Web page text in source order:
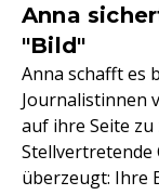
Anna
"Bild"
Anna schafft es
Journalistinnen
auf ihre Seite zu
Stellvertretende
überzeugt: Ihre